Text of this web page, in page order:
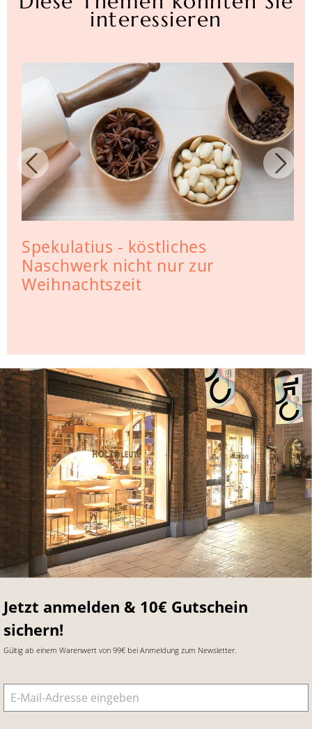
interessieren
Spekulatius - köstliches
Naschwerk nicht nur zur
Weihnachtszeit
Jetzt anmelden & 10€ Gutschein
sichern!
Gültig ab einem Warenwert von 99€ bei Anmeldung zum Newsletter.
E-Mail-Adresse